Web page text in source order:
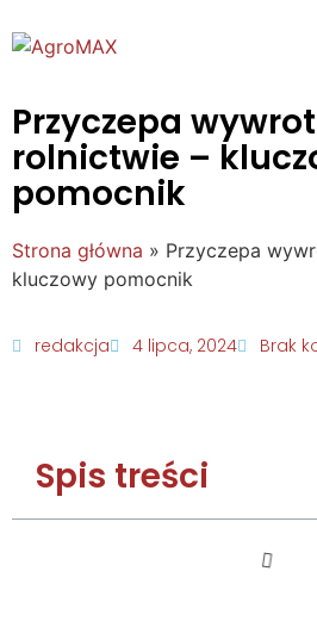
Przyczepa
rolnictwie –
pomocnik
Strona główna » Przyczepa
kluczowy pomocnik
redakcja 4 lipca, 2024 Brak
Spis treści